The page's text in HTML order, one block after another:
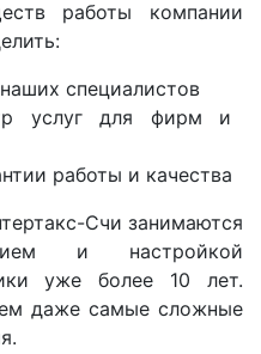
работы компании
специалистов
услуг для фирм и
работы и качества
Счи занимаются
и настройкой
уже более 10 лет.
даже самые сложные